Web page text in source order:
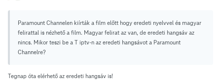
Paramount Channelen kiírták a film előtt hogy eredeti nyelvvel és magyar
felirattal is nézhető a film. Magyar felirat az van, de eredeti hangsáv az
nincs. Mikor teszi be a T iptv-n az eredeti hangsávot a Paramount
Channelre?
Tegnap óta elérhető az eredeti hangsáv is!